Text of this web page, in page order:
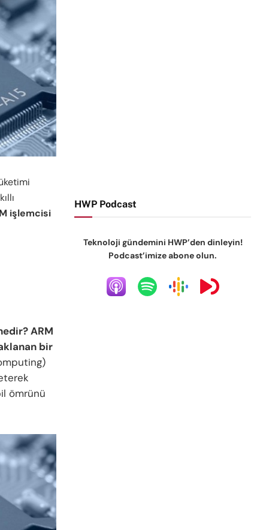
işlemcisi
ARM
bir
ömrünü
HWP Podcast
Teknoloji gündemini HWP’den dinleyin!
Podcast’imize abone olun.